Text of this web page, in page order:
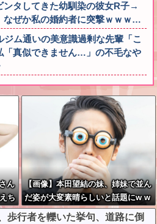
ンタしてきた幼馴染の彼女R子→
なぜか私の婚約者に突撃ｗｗｗ…
ム通いの美意識過剰な先輩「こ
真似できません…」の不毛なや
ん
ち
な
【画像】本田望結の妹、姉妹で並ん
だ姿が大変素晴らしいと話題にw w
w w w w w
歩行者を轢いた挙句、道路に倒